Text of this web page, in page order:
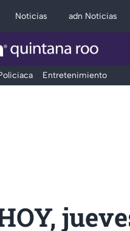
Noticias adn Noticias
Entretenimiento